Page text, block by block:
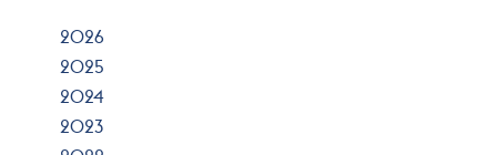
2026
2025
2024
2023